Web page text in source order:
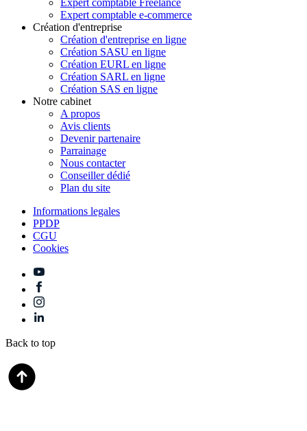
Expert comptable Freelance
Expert comptable e-commerce
Création d'entreprise
Création d'entreprise en ligne
Création SASU en ligne
Création EURL en ligne
Création SARL en ligne
Création SAS en ligne
Notre cabinet
A propos
Avis clients
Devenir partenaire
Parrainage
Nous contacter
Conseiller dédié
Plan du site
Informations legales
PPDP
CGU
Cookies
Back to top